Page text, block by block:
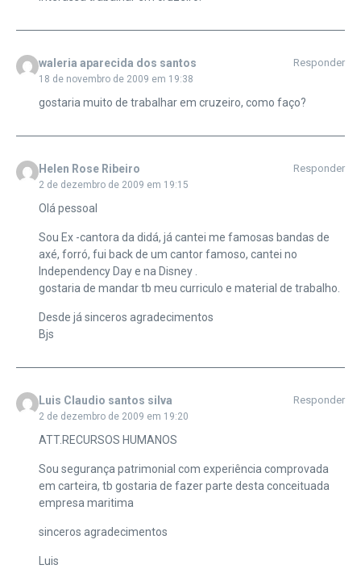
waleria aparecida dos santos
18 de novembro de 2009 em 19:38
Responder
gostaria muito de trabalhar em cruzeiro, como faço?
Helen Rose Ribeiro
2 de dezembro de 2009 em 19:15
Responder
Olá pessoal
Sou Ex -cantora da didá, já cantei me famosas bandas de
axé, forró, fui back de um cantor famoso, cantei no
Independency Day e na Disney .
gostaria de mandar tb meu curriculo e material de trabalho.
Desde já sinceros agradecimentos
Bjs
Luis Claudio santos silva
2 de dezembro de 2009 em 19:20
Responder
ATT.RECURSOS HUMANOS
Sou segurança patrimonial com experiência comprovada
em carteira, tb gostaria de fazer parte desta conceituada
empresa maritima
sinceros agradecimentos
Luis